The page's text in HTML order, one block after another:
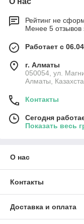
Рейтинг не
Менее 5 отзывов
Работает с
г. Алматы
050054, ул.
Алматы,
Контакты
Сегодня
Показать весь
О нас
Контакты
Доставка и оплата